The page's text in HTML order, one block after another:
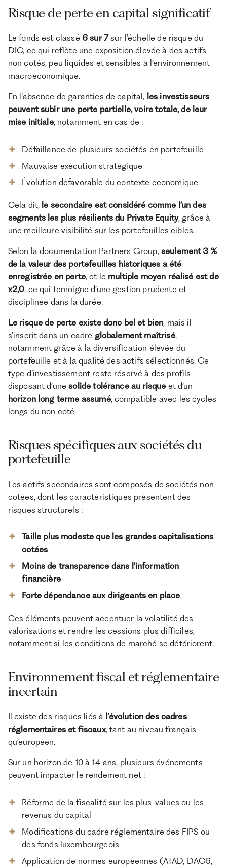
Risque de perte en capital significatif
Le fonds est classé 6 sur 7sur l’échelle de risque du
DIC, ce qui reflète une exposition élevée à des actifs
non cotés, peu liquides et sensibles à l’environnement
macroéconomique.
En l’absence de garanties de capital, les investisseurs
peuvent subir une perte partielle, voire totale, de leur
mise initiale, notamment en cas de :
Défaillance de plusieurs sociétés en portefeuille
Mauvaise exécution stratégique
Évolution défavorable du contexte économique
Cela dit, le secondaire est considéré comme l’un des
segments les plus résilients du Private Equity, grâce à
une meilleure visibilité sur les portefeuilles cibles.
Selon la documentation Partners Group, seulement 3 %
de la valeur des portefeuilles historiques a été
enregistrée en perte, et le multiple moyen réalisé est de
x2,0, ce qui témoigne d’une gestion prudente et
disciplinée dans la durée.
Le risque de perte existe donc bel et bien, mais il
s’inscrit dans un cadre globalement maîtrisé,
notamment grâce à la diversification élevée du
portefeuille et à la qualité des actifs sélectionnés. Ce
type d’investissement reste réservé à des profils
disposant d’unesolide tolérance au risque et d’un
horizon long terme assumé, compatible avec les cycles
longs du non coté.
Risques spécifiques aux sociétés du
portefeuille
Les actifs secondaires sont composés de sociétés non
cotées, dont les caractéristiques présentent des
risques structurels :
Taille plus modeste que les grandes capitalisations
cotées
Moins de transparence dans l’information
financière
Forte dépendance aux dirigeants en place
Ces éléments peuvent accentuer la volatilité des
valorisations et rendre les cessions plus difficiles,
notamment si les conditions de marché se détériorent.
Environnement fiscal et réglementaire
incertain
Il existe des risques liés à l’évolution des cadres
réglementaires et fiscaux, tant au niveau français
qu’européen.
Sur un horizon de 10 à 14 ans, plusieurs événements
peuvent impacter le rendement net :
Réforme de la fiscalité sur les plus-values ou les
revenus du capital
Modifications du cadre réglementaire des FIPS ou
des fonds luxembourgeois
Application de normes européennes (ATAD, DAC6,